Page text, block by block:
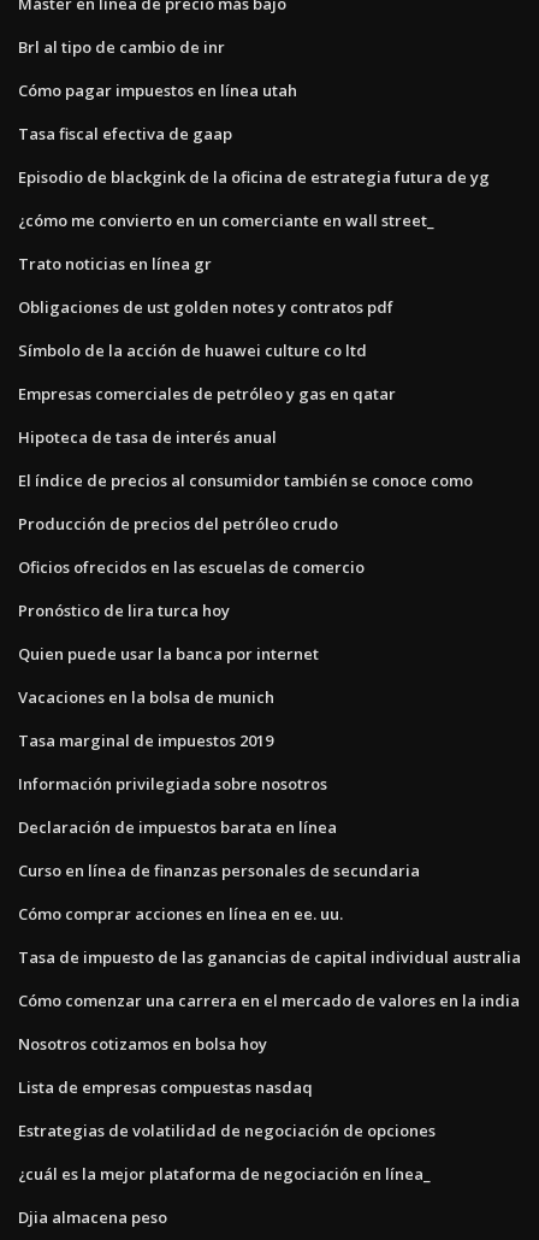
Brl al tipo de cambio de inr
Cómo pagar impuestos en línea utah
Tasa fiscal efectiva de gaap
Episodio de blackgink de la oficina de estrategia futura de yg
¿cómo me convierto en un comerciante en wall street_
Trato noticias en línea gr
Obligaciones de ust golden notes y contratos pdf
Símbolo de la acción de huawei culture co ltd
Empresas comerciales de petróleo y gas en qatar
Hipoteca de tasa de interés anual
El índice de precios al consumidor también se conoce como
Producción de precios del petróleo crudo
Oficios ofrecidos en las escuelas de comercio
Pronóstico de lira turca hoy
Quien puede usar la banca por internet
Vacaciones en la bolsa de munich
Tasa marginal de impuestos 2019
Información privilegiada sobre nosotros
Declaración de impuestos barata en línea
Curso en línea de finanzas personales de secundaria
Cómo comprar acciones en línea en ee. uu.
Tasa de impuesto de las ganancias de capital individual australia
Cómo comenzar una carrera en el mercado de valores en la india
Nosotros cotizamos en bolsa hoy
Lista de empresas compuestas nasdaq
Estrategias de volatilidad de negociación de opciones
¿cuál es la mejor plataforma de negociación en línea_
Djia almacena peso